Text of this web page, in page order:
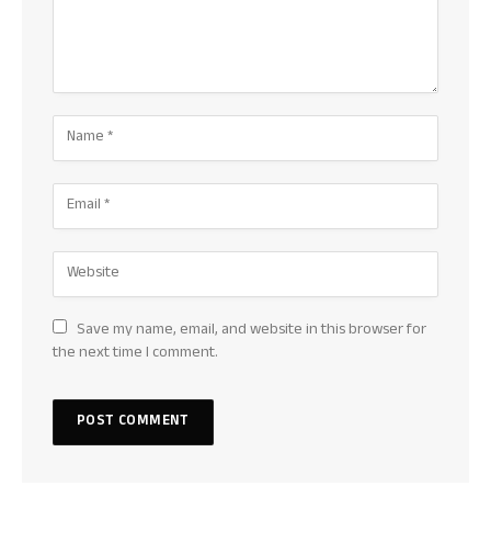
Save my name, email, and website in this browser for
the next time I comment.